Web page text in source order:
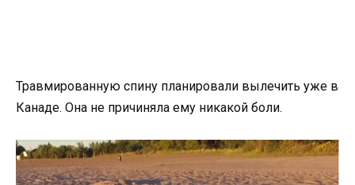
Травмированную спину планировали вылечить уже в
Канаде. Она не причиняла ему никакой боли.